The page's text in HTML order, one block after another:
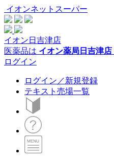
イオンネットスーパー
イオン日吉津店
医薬品は イオン薬局日吉津店
ログイン
ログイン／新規登録
テキスト売場一覧